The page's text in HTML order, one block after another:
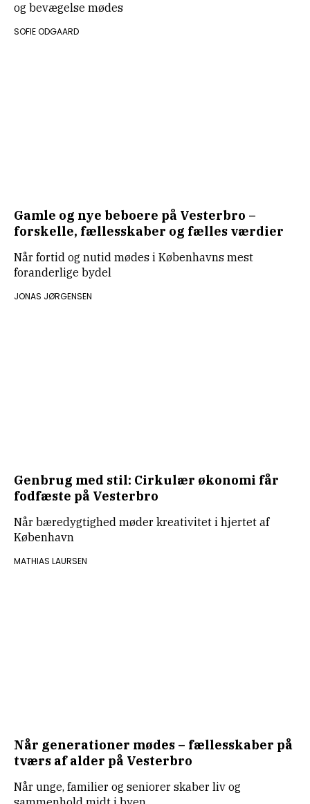
og bevægelse mødes
SOFIE ODGAARD
Gamle og nye beboere på Vesterbro –
forskelle, fællesskaber og fælles værdier
Når fortid og nutid mødes i Københavns mest
foranderlige bydel
JONAS JØRGENSEN
Genbrug med stil: Cirkulær økonomi får
fodfæste på Vesterbro
Når bæredygtighed møder kreativitet i hjertet af
København
MATHIAS LAURSEN
Når generationer mødes – fællesskaber på
tværs af alder på Vesterbro
Når unge, familier og seniorer skaber liv og